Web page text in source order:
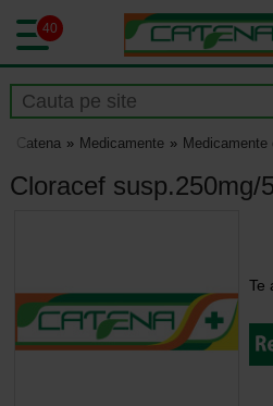
40
Catena Medicamente
Cloracef susp.250mg/
Te